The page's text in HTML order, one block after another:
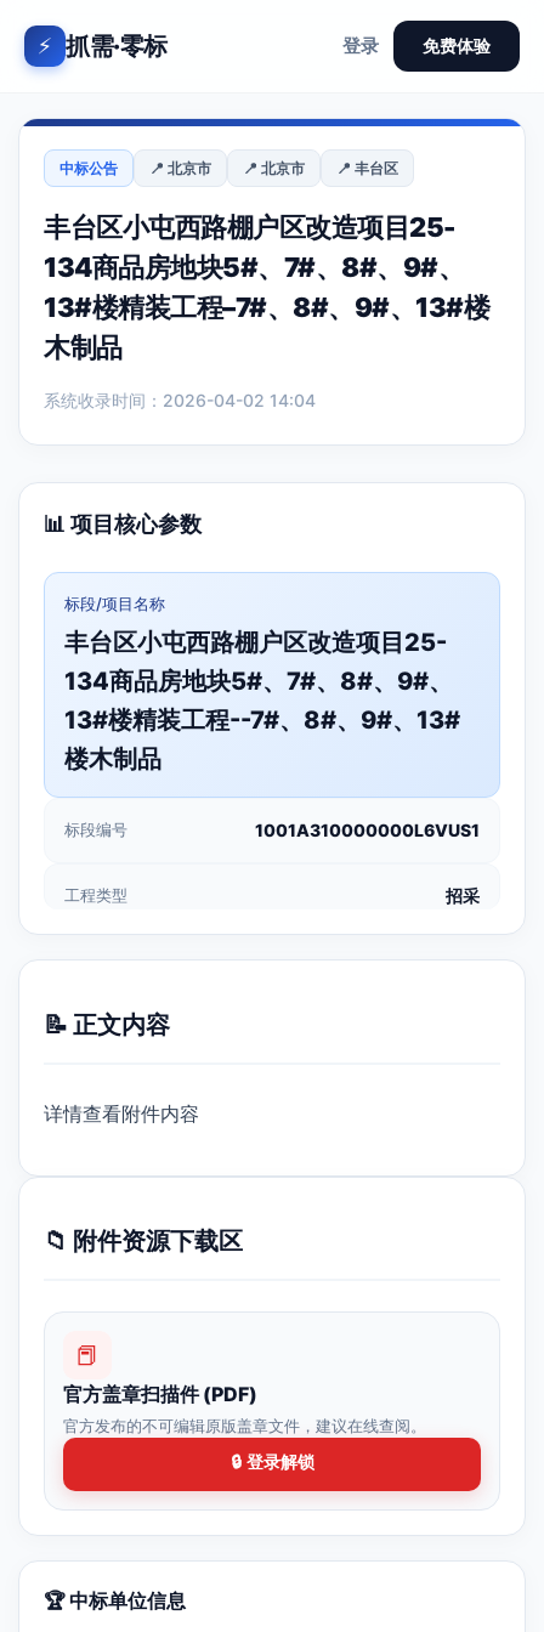
⚡ 抓需·零标 登录 免费体验
中标公告 📍 北京市 📍 北京市 📍 丰台区
丰台区小屯西路棚户区改造项目25-
134商品房地块5#、7#、8#、9#、
13#楼精装工程–7#、8#、9#、13#楼
木制品
系统收录时间：2026-04-02 14:04
📊 项目核心参数
标段/项目名称
丰台区小屯西路棚户区改造项目25-
134商品房地块5#、7#、8#、9#、
13#楼精装工程--7#、8#、9#、13#
楼木制品
标段编号 1001A310000000L6VUS1
工程类型 招采
📝 正文内容
详情查看附件内容
📁 附件资源下载区
📕
官方盖章扫描件 (PDF)
官方发布的不可编辑原版盖章文件，建议在线查阅。
🔒 登录解锁
🏆 中标单位信息